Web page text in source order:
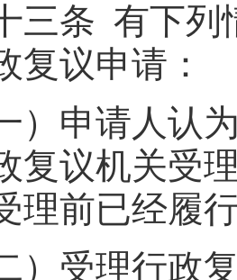
条 有下列情
复议申请：
申请人认为
复议机关受
理前已经履
受理行政复